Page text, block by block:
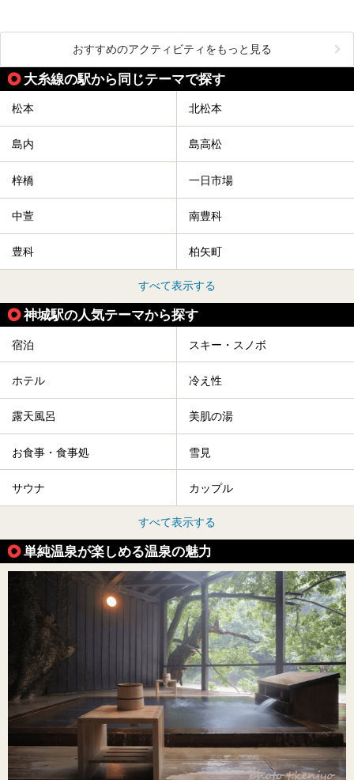
おすすめのアクティビティをもっと見る
大糸線の駅から同じテーマで探す
松本 北松本
島内 島高松
梓橋 一日市場
中萱 南豊科
豊科 柏矢町
すべて表示する
神城駅の人気テーマから探す
宿泊 スキー・スノボ
ホテル 冷え性
露天風呂 美肌の湯
お食事・食事処 雪見
サウナ カップル
すべて表示する
単純温泉が楽しめる温泉の魅力